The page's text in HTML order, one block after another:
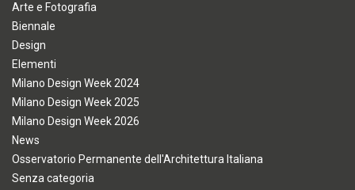
Arte e Fotografia
Biennale
Design
Elementi
Milano Design Week 2024
Milano Design Week 2025
Milano Design Week 2026
News
Osservatorio Permanente dell'Architettura Italiana
Senza categoria